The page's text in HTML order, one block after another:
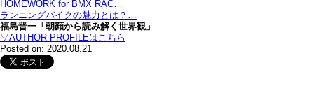
HOMEWORK for BMX RAC…
ランニングバイクの魅力とは？…
福島晋一「朝顔から読み解く世界観」
▽AUTHOR PROFILEはこちら
Posted on: 2020.08.21